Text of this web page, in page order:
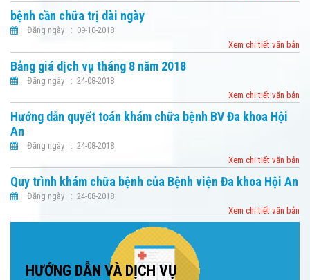
bệnh cần chữa trị dài ngày
Đăng ngày : 09-10-2018
Xem chi tiết văn bản
Bảng giá dịch vụ tháng 8 năm 2018
Đăng ngày : 24-08-2018
Xem chi tiết văn bản
Hướng dẫn quyết toán khám chữa bệnh BV Đa khoa Hội
An
Đăng ngày : 24-08-2018
Xem chi tiết văn bản
Quy trình khám chữa bệnh của Bệnh viện Đa khoa Hội An
Đăng ngày : 24-08-2018
Xem chi tiết văn bản
HƯỚNG DẪN VÀ DỊCH VỤ